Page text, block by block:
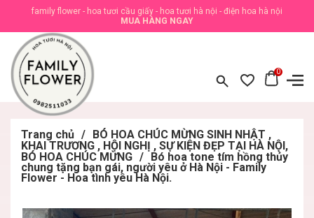
family flower - hoa tươi cầu giấy - hoa tươi hà nội - điện hoa hà nội
MUA HÀNG NGAY
0
Trang chủ / BÓ HOA CHÚC MỪNG SINH NHẬT ,
KHAI TRƯƠNG , HỘI NGHỊ , SỰ KIỆN ĐẸP TẠI HÀ NỘI,
BÓ HOA CHÚC MỪNG / Bó hoa tone tím hồng thủy
chung tặng bạn gái, người yêu ở Hà Nội - Family
Flower - Hoa tình yêu Hà Nội.